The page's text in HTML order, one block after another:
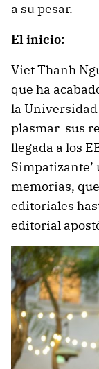
a su pesar.
El inicio:
Viet Thanh
que ha
la
plasmar sus
llegada a los
memorias,
editoriales
editorial